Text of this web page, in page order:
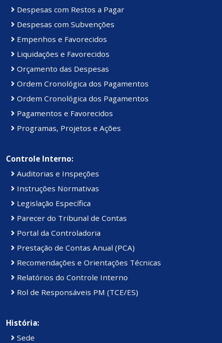
Despesas com Restos a Pagar
Despesas com Subvenções
Empenhos e Favorecidos
Liquidações e Favorecidos
Orçamento das Despesas
Ordem Cronológica dos Pagamentos
Ordem Cronológica dos Pagamentos
Pagamentos e Favorecidos
Programas, Projetos e Ações
Controle Interno:
Auditorias e Inspeções
Instruções Normativas
Legislação Específica
Parecer do Tribunal de Contas
Portal da Controladoria
Prestação de Contas Anual (PCA)
Recomendações e Orientações Técnicas
Relatórios do Controle Interno
Rol de Responsáveis PM (TCE/ES)
História:
Sede